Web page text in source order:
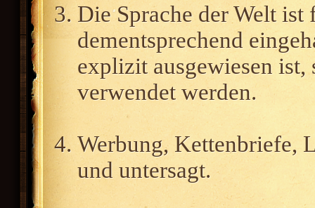
Die Sprache der Welt ist
dementsprechend
explizit ausgewiesen ist,
verwendet werden.
Werbung, Kettenbriefe,
und untersagt.